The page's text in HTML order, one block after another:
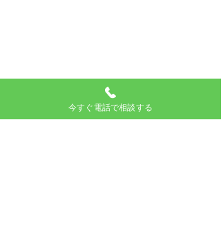
今すぐ電話で相談する